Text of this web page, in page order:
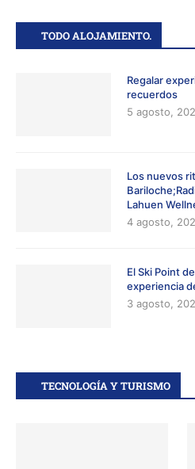
TODO ALOJAMIENTO.
Regalar
recuerdos
5 agosto,
Los nuevos
Lahuen
4 agosto,
El Ski Point
experiencia
3 agosto,
TECNOLOGÍA Y TURISMO